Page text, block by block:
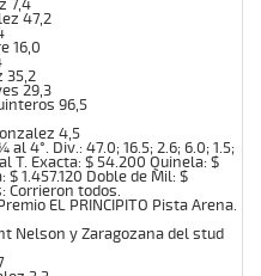
7,4
47,2
16,0
35,2
29,3
96,5
4,5
4°. Div.: 47.0; 16.5; 2.6; 6.0; 1.5;
T. Exacta: $ 54.200 Quinela: $
1.457.120 Doble de Mil: $
Corrieron todos.
EL PRINCIPITO Pista Arena.
Nelson y Zaragozana del stud